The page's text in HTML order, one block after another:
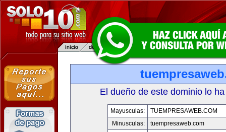
El dueño de este dominio lo
Mayusculas:
TUEMPRESAWEB.COM
Minusculas:
tuempresaweb.com